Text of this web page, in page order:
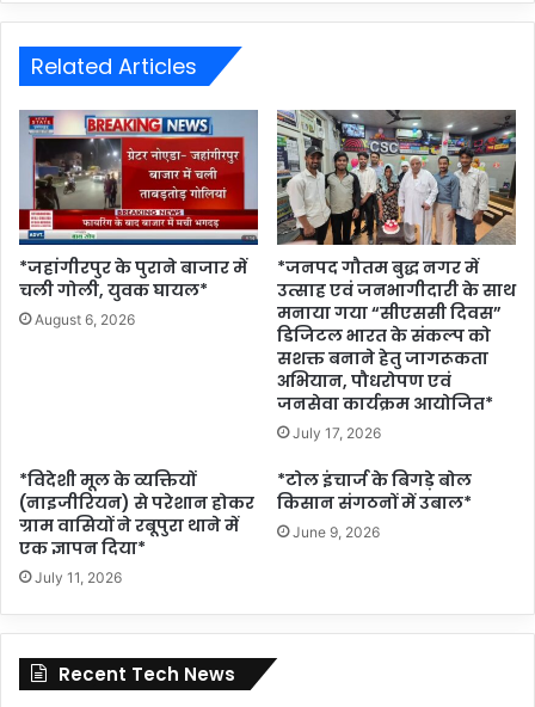
Related Articles
*जहांगीरपुर के पुराने बाजार में
चली गोली, युवक घायल*
August 6, 2026
*जनपद गौतम बुद्ध नगर में
उत्साह एवं जनभागीदारी के साथ
मनाया गया “सीएससी दिवस”
डिजिटल भारत के संकल्प को
सशक्त बनाने हेतु जागरूकता
अभियान, पौधरोपण एवं
जनसेवा कार्यक्रम आयोजित*
July 17, 2026
*विदेशी मूल के व्यक्तियों
(नाइजीरियन) से परेशान होकर
ग्राम वासियों ने रबूपुरा थाने में
एक ज्ञापन दिया*
July 11, 2026
*टोल इंचार्ज के बिगड़े बोल
किसान संगठनों में उबाल*
June 9, 2026
Recent Tech News